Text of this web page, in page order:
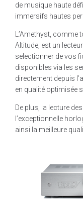
de musique haute
immersifs hautes
L’Amethyst,
Altitude, est un
selectionner de vos
disponibles via les
directement depuis
en qualité optimisée
De plus, la lecture
l’exceptionnelle
ainsi la meilleure